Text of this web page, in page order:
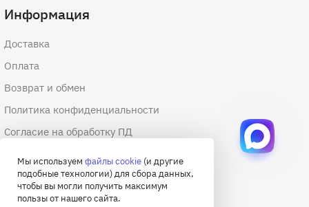
Информация
Доставка
Оплата
Возврат и обмен
Политика конфиденциальности
Согласие на обработку ПД
Договор оферты
Мы используем файлы cookie (и другие
подобные технологии) для сбора данных,
чтобы вы могли получить максимум
пользы от нашего сайта.